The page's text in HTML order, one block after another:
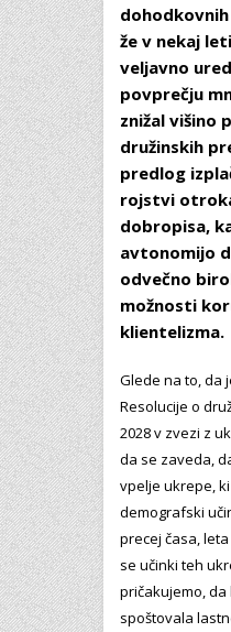
že v nekaj
veljavno
povprečju
znižal višino
družinskih
predlog
rojstvi
dobropisa,
avtonomijo
odvečno
možnosti
klientelizma.
Glede na to, da
Resolucije o
2028 v zvezi z
da se zaveda,
vpelje ukrepe,
demografski
precej časa,
se učinki teh
pričakujemo,
spoštovala